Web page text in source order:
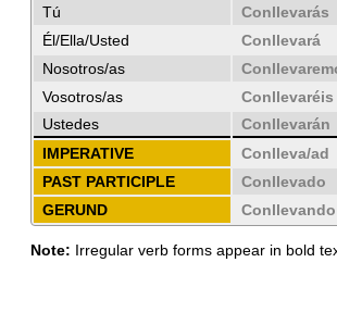
Tú
Conllevarás
Él/Ella/Usted
Conllevará
Nosotros/as
Vosotros/as
Conllevaréis
Ustedes
Conllevarán
IMPERATIVE
Conlleva/ad
PAST PARTICIPLE
Conllevado
GERUND
Conllevando
Note: Irregular verb forms appear in bold